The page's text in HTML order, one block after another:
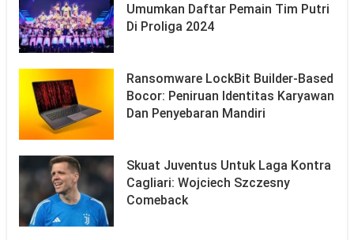
Umumkan Daftar Pemain Tim Putri
Di Proliga 2024
Ransomware LockBit Builder-Based
Bocor: Peniruan Identitas Karyawan
Dan Penyebaran Mandiri
Skuat Juventus Untuk Laga Kontra
Cagliari: Wojciech Szczesny
Comeback